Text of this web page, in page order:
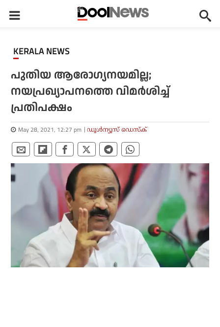
KERALA NEWS
പുതിയ ആരോഗ്യനയമില്ല;
നയപ്രഖ്യാപനത്തെ വിമര്‍ശിച്ച്
പ്രതിപക്ഷം
May 28, 2021, 12:27 pm ഡൂള്‍ന്യൂസ് ഡെസ്‌ക്